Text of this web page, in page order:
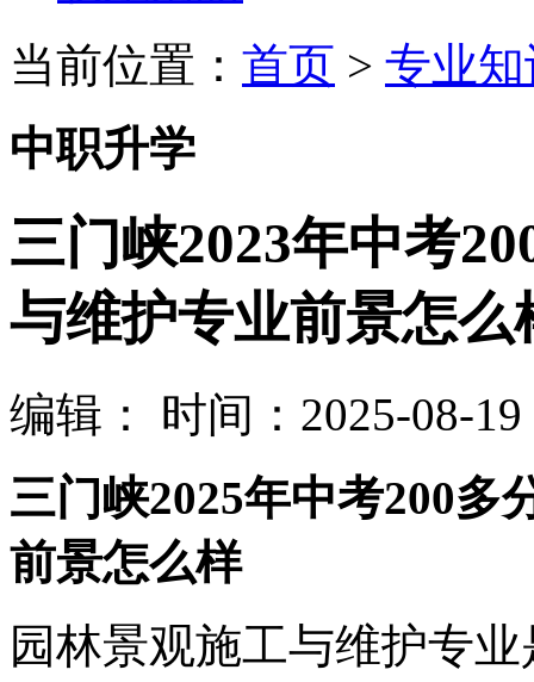
当前位置： 首页 > 专业
中职升学
三门峡2023年中考
与维护专业前景怎么
编辑：
时间：2025-08-19
三门峡2025年中考200多
前景怎么样
园林景观施工与维护专